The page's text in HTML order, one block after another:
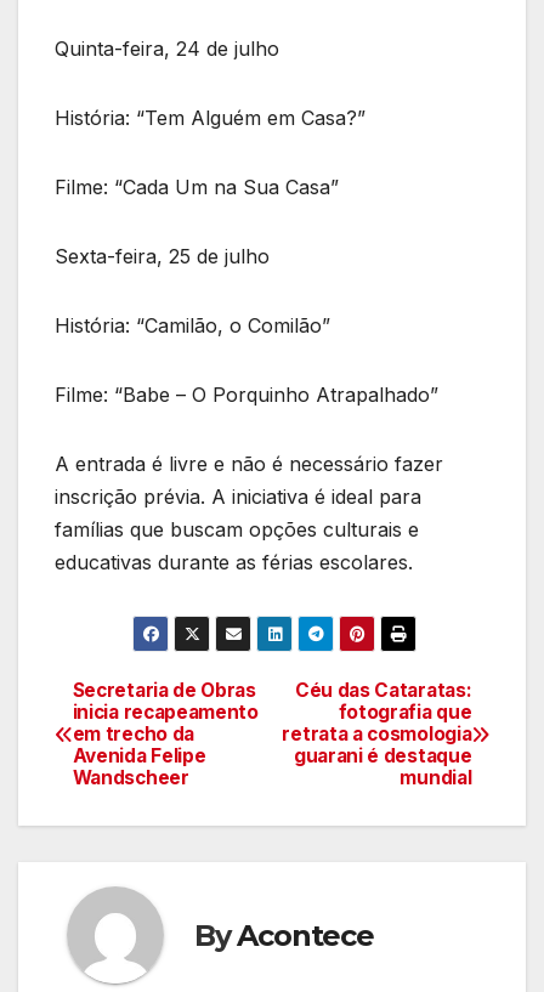
Quinta-feira, 24 de julho
História: “Tem Alguém em Casa?”
Filme: “Cada Um na Sua Casa”
Sexta-feira, 25 de julho
História: “Camilão, o Comilão”
Filme: “Babe – O Porquinho Atrapalhado”
A entrada é livre e não é necessário fazer
inscrição prévia. A iniciativa é ideal para
famílias que buscam opções culturais e
educativas durante as férias escolares.
Navegação
de
Céu das Cataratas:
fotografia que
retrata a cosmologia
guarani é destaque
mundial
Secretaria de Obras
inicia recapeamento
em trecho da
Avenida Felipe
Wandscheer
ByAcontece